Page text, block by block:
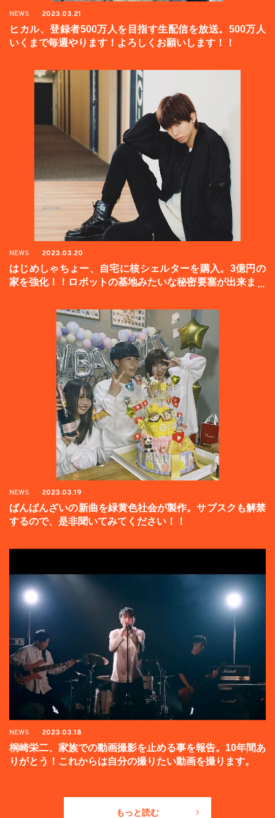
NEWS 2023.03.21
ヒカル、登録者500万人を目指す生配信を放送。500万人
いくまで毎週やります！よろしくお願いします！！
NEWS 2023.03.20
はじめしゃちょー、自宅に核シェルターを購入。3億円の
家を強化！！ロボットの基地みたいな秘密要塞が出来まし
NEWS 2023.03.19
ばんばんざいの新曲を緑黄色社会が製作。サブスクも解禁
するので、是非聞いてみてください！！
NEWS 2023.03.18
桐崎栄二、家族での動画撮影を止める事を報告。10年間あ
りがとう！これからは自分の撮りたい動画を撮ります。
もっと読む